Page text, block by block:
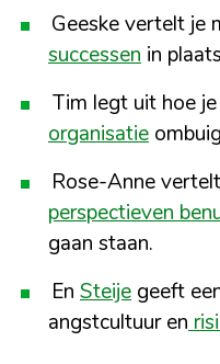
Geeske vertelt je
successen in
Tim legt uit hoe
organisatie
Rose-Anne
perspectieven
gaan staan.
En Steije geeft
angstcultuur en